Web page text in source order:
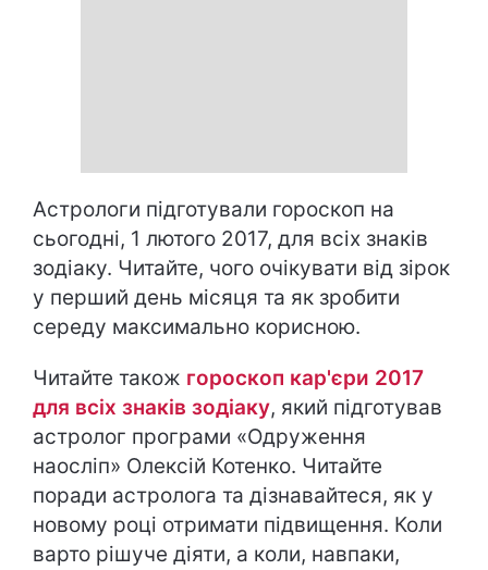
Астрологи підготували гороскоп на
сьогодні, 1 лютого 2017, для всіх знаків
зодіаку. Читайте, чого очікувати від зірок
у перший день місяця та як зробити
середу максимально корисною.
Читайте також гороскоп кар'єри 2017
для всіх знаків зодіаку, який підготував
астролог програми «Одруження
наосліп» Олексій Котенко. Читайте
поради астролога та дізнавайтеся, як у
новому році отримати підвищення. Коли
варто рішуче діяти, а коли, навпаки,